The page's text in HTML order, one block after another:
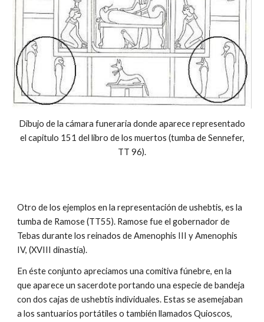
Dibujo de la cámara funeraria donde aparece representado
el capitulo 151 del libro de los muertos (tumba de Sennefer,
TT 96).
Otro de los ejemplos en la representación de ushebtis, es la
tumba de Ramose (TT55). Ramose fue el gobernador de
Tebas durante los reinados de Amenophis III y Amenophis
IV, (XVIII dinastía).
En éste conjunto apreciamos una comitiva fúnebre, en la
que aparece un sacerdote portando una especie de bandeja
con dos cajas de ushebtis individuales. Estas se asemejaban
a los santuarios portátiles o también llamados Quioscos,